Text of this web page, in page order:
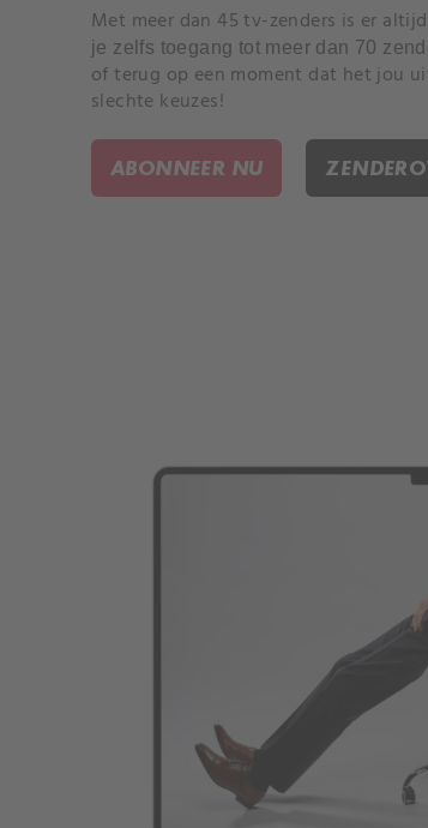
Met meer dan 45 tv-zenders is er
je zelfs toegang tot meer dan 70
of terug op een moment dat het jou
slechte keuzes!
ABONNEER NU